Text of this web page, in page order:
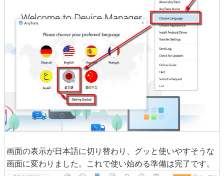
画面の表示が日本語に切り替わり、グッと使いやすそうな
画面に変わりました。これで使い始める準備は完了です。